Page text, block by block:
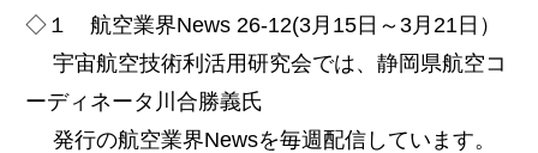
◇１ 航空業界News 26-12(3月15日～3月21日）
宇宙航空技術利活用研究会では、静岡県航空コ
ーディネータ川合勝義氏
発行の航空業界Newsを毎週配信しています。